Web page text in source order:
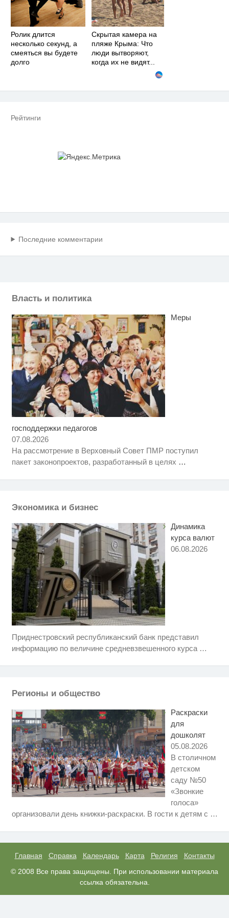
Ролик длится
несколько секунд, а
смеяться вы будете
долго
Скрытая камера на
пляже Крыма: Что
люди вытворяют,
когда их не видят...
Рейтинги
Последние комментарии
Власть и политика
Меры
господдержки педагогов
07.08.2026
На рассмотрение в Верховный Совет ПМР поступил
пакет законопроектов, разработанный в целях …
Экономика и бизнес
Динамика
курса валют
06.08.2026
Приднестровский республиканский банк представил
информацию по величине средневзвешенного курса …
Регионы и общество
Раскраски
для
дошколят
05.08.2026
В столичном
детском
саду №50
«Звонкие
голоса»
организовали день книжки-раскраски. В гости к детям с …
Главная Справка Календарь Карта Религия
Контакты
© 2008 Все права защищены. При использовании материала
ссылка обязательна.
Ролик из Омска: вы будете
Ржу не переставая, это видео
пересмотришь не раз
i
Ролик длится пару секунд, но
Этот танец невесты оставит вас
Врач дала 5 советов, чтобы
инсульта летом
а смеяться вы будете долго
когда их не видят...
i
Канадская гимнастка Беззубенко
призналась, чем ее
разочаровала Москва